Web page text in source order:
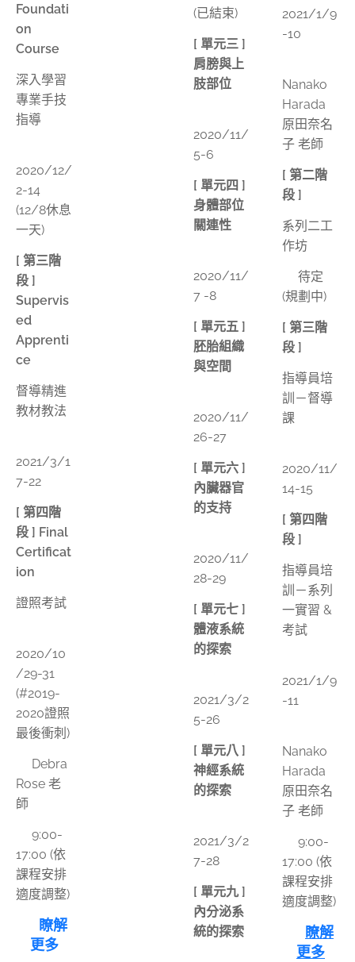
Foundati
on
Course
深入學習
專業手技
指導
2020/12/
2-14
(12/8休息
一天)
[ 第三階
段 ]
Supervis
ed
Apprenti
ce
督導精進
教材教法
2021/3/1
7-22
[ 第四階
段 ] Final
Certificat
ion
證照考試
2020/10
/29-31
(#2019-
2020證照
最後衝刺)
👫Debra
Rose 老
師
⏰9:00-
17:00 (依
課程安排
適度調整)
瞭解
更多
(已結束)
[ 單元三 ]
肩膀與上
肢部位
2020/11/
5-6
[ 單元四 ]
身體部位
關連性
2020/11/
7 -8
[ 單元五 ]
胚胎組織
與空間
2020/11/
26-27
[ 單元六 ]
內臟器官
的支持
2020/11/
28-29
[ 單元七 ]
體液系統
的探索
2021/3/2
5-26
[ 單元八 ]
神經系統
的探索
2021/3/2
7-28
[ 單元九 ]
內分泌系
統的探索
2021/1/9
-10
Nanako
Harada
原田奈名
子 老師
[ 第二階
段 ]
系列二工
作坊
📅待定
(規劃中)
[ 第三階
段 ]
指導員培
訓－督導
課
2020/11/
14-15
[ 第四階
段 ]
指導員培
訓－系列
一實習 &
考試
2021/1/9
-11
Nanako
Harada
原田奈名
子 老師
⏰9:00-
17:00 (依
課程安排
適度調整)
瞭解
更多